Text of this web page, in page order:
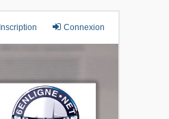
Connexion
Inscription